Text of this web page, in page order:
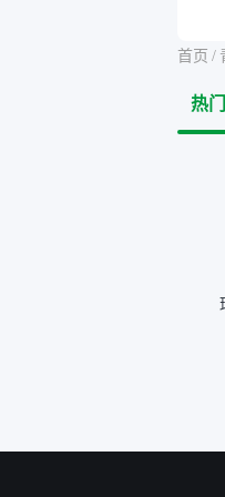
况
些
台
首页 /
热